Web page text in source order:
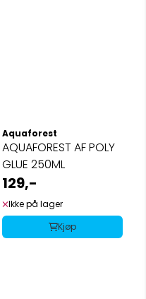
Aquaforest
AQUAFOREST AF POLY
GLUE 250ML
129,-
Ikke på lager
Kjøp